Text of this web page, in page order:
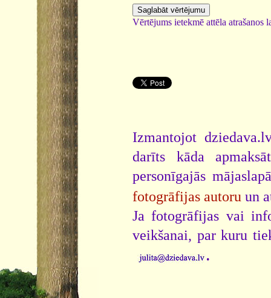
Vērtējums ietekmē attēla atrašanos
Izmantojot
darīts kāda
personīgajās
fotogrāfijas autoru un
Ja fotogrāfijas vai
veikšanai, par kuru
.